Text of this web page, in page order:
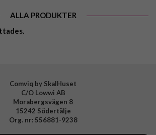
ALLA PRODUKTER
Comviq by SkalHuset
C/O Lowwi AB
Morabergsvägen 8
15242 Södertälje
Org. nr: 556881-9238